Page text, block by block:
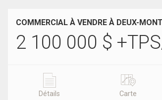
COMMERCIAL À VENDRE À DEUX-
2 100 000 $
Détails Carte